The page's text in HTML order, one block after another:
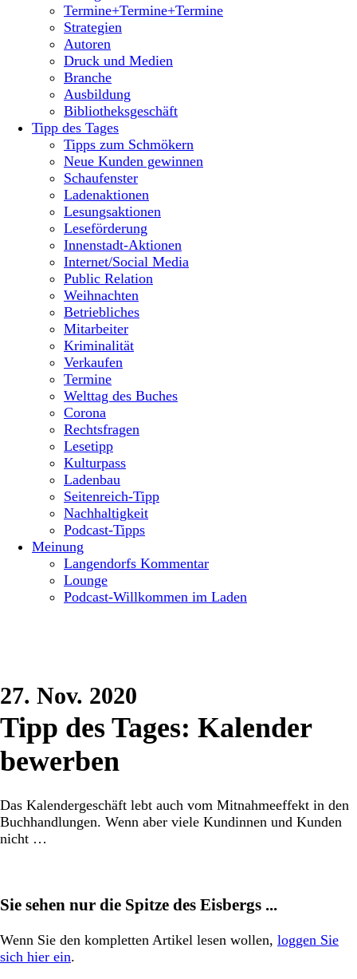
Termine+Termine+Termine
Strategien
Autoren
Druck und Medien
Branche
Ausbildung
Bibliotheksgeschäft
Tipp des Tages
Tipps zum Schmökern
Neue Kunden gewinnen
Schaufenster
Ladenaktionen
Lesungsaktionen
Leseförderung
Innenstadt-Aktionen
Internet/Social Media
Public Relation
Weihnachten
Betriebliches
Mitarbeiter
Kriminalität
Verkaufen
Termine
Welttag des Buches
Corona
Rechtsfragen
Lesetipp
Kulturpass
Ladenbau
Seitenreich-Tipp
Nachhaltigkeit
Podcast-Tipps
Meinung
Langendorfs Kommentar
Lounge
Podcast-Willkommen im Laden
27. Nov. 2020
Tipp des Tages: Kalender
bewerben
Das Kalendergeschäft lebt auch vom Mitnahmeeffekt in den
Buchhandlungen. Wenn aber viele Kundinnen und Kunden
nicht …
Sie sehen nur die Spitze des Eisbergs ...
Wenn Sie den kompletten Artikel lesen wollen, loggen Sie
sich hier ein.